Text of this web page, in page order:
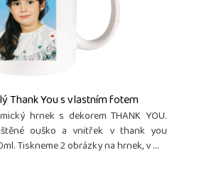
Thank You s vlastním fotem
hrnek s dekorem THANK YOU.
ouško a vnitřek v thank you
Tiskneme 2 obrázky na hrnek, v ...